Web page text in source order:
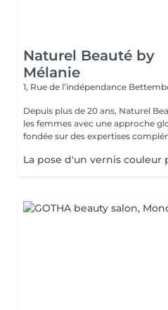
Naturel Beauté by
Mélanie
1, Rue de l’indépendance
Depuis plus de 20 ans, Naturel
les femmes avec une approche
fondée sur des expertises
La pose d'un vernis couleur